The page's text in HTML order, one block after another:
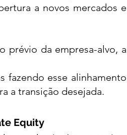
a novos mercados e
prévio da empresa-alvo, a
fazendo esse alinhamento
a transição desejada.
Equity